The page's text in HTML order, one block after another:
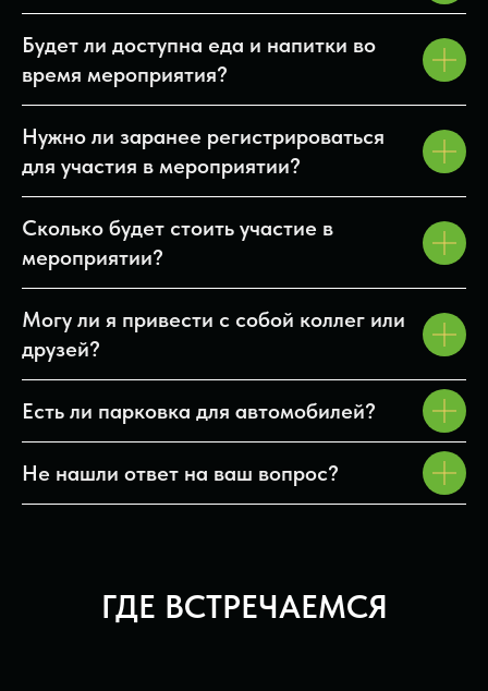
Будет ли доступна еда и напитки во
время мероприятия?
Нужно ли заранее регистрироваться
для участия в мероприятии?
Сколько будет стоить участие в
мероприятии?
Могу ли я привести с собой коллег или
друзей?
Есть ли парковка для автомобилей?
Не нашли ответ на ваш вопрос?
ГДЕ ВСТРЕЧАЕМСЯ